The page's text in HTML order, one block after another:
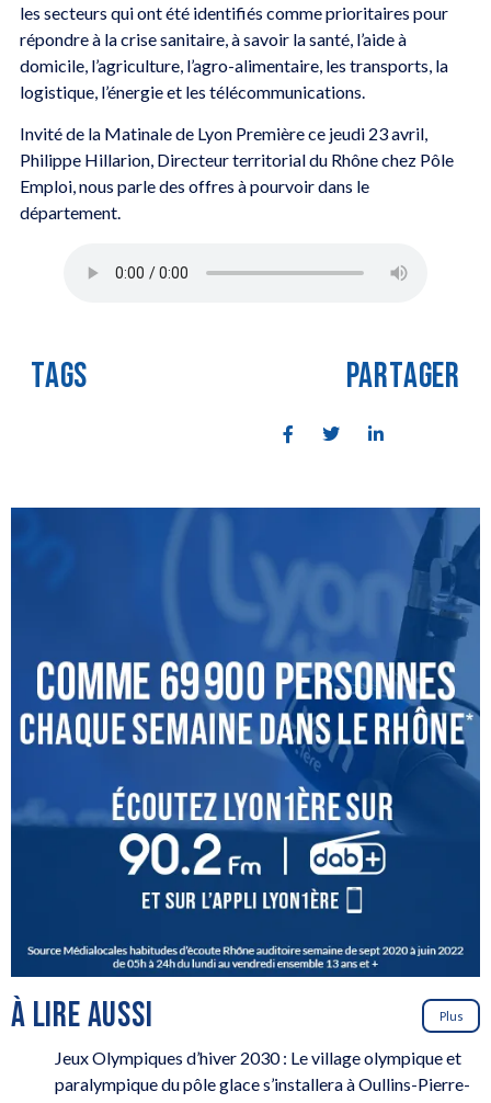
les secteurs qui ont été identifiés comme prioritaires pour
répondre à la crise sanitaire, à savoir la santé, l’aide à
domicile, l’agriculture, l’agro-alimentaire, les transports, la
logistique, l’énergie et les télécommunications.
Invité de la Matinale de Lyon Première ce jeudi 23 avril,
Philippe Hillarion, Directeur territorial du Rhône chez Pôle
Emploi, nous parle des offres à pourvoir dans le
département.
TAGS PARTAGER
À LIRE AUSSI Plus
Jeux Olympiques d’hiver 2030 : Le village olympique et
paralympique du pôle glace s’installera à Oullins-Pierre-